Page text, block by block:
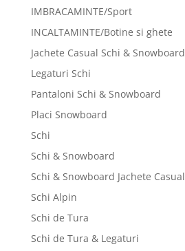
IMBRACAMINTE/Sport
INCALTAMINTE/Botine si ghete
Jachete Casual Schi & Snowboard
Legaturi Schi
Pantaloni Schi & Snowboard
Placi Snowboard
Schi
Schi & Snowboard
Schi & Snowboard Jachete Casual
Schi Alpin
Schi de Tura
Schi de Tura & Legaturi